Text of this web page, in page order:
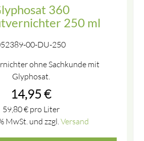
360
250 ml
00-DU-250
ohne Sachkunde mit
Glyphosat.
14,95 €
59,80€pro Liter
MwSt. und zzgl.Versand